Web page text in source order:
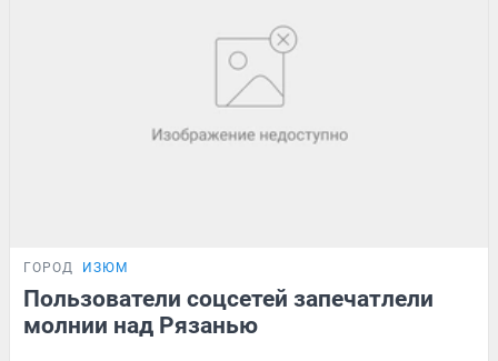
ГОРОД ИЗЮМ
Пользователи соцсетей запечатлели
молнии над Рязанью